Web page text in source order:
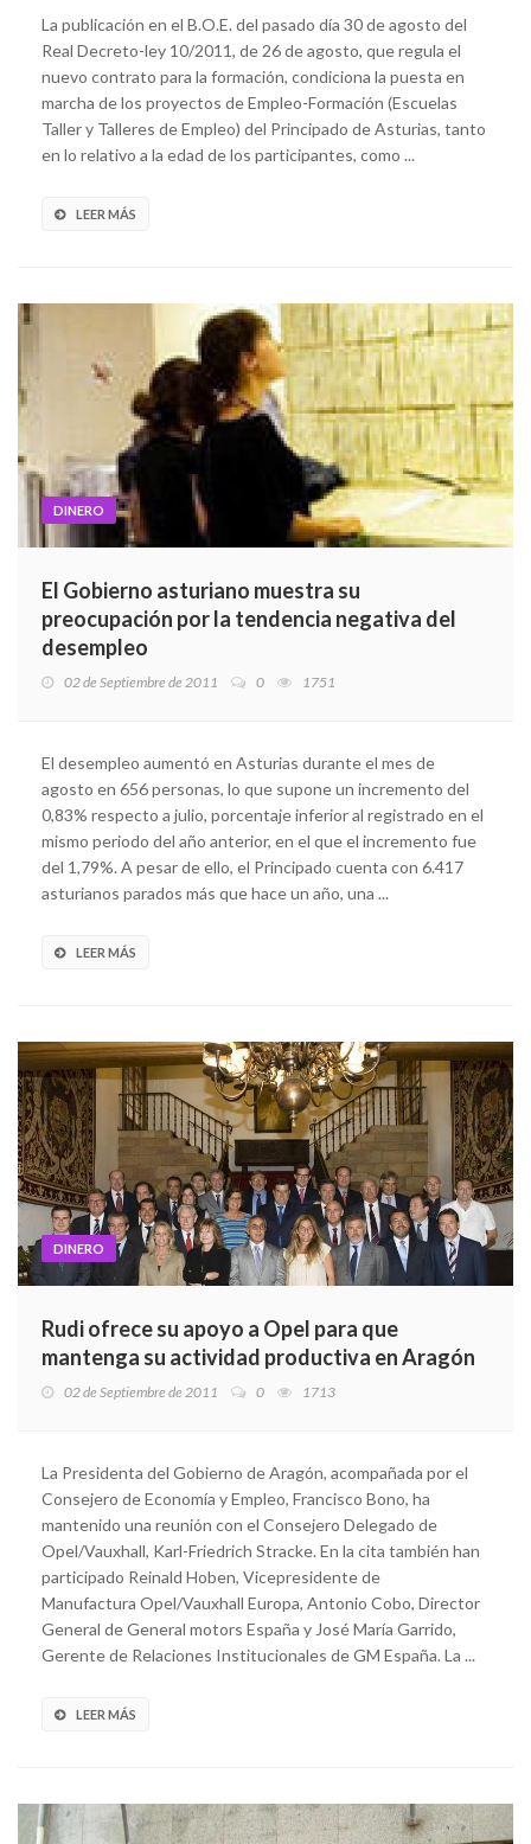
La publicación en el B.O.E. del pasado día 30 de agosto del
Real Decreto-ley 10/2011, de 26 de agosto, que regula el
nuevo contrato para la formación, condiciona la puesta en
marcha de los proyectos de Empleo-Formación (Escuelas
Taller y Talleres de Empleo) del Principado de Asturias, tanto
en lo relativo a la edad de los participantes, como ...
LEER MÁS
DINERO
El Gobierno asturiano muestra su
preocupación por la tendencia negativa del
desempleo
02 de Septiembre de 2011 0 1751
El desempleo aumentó en Asturias durante el mes de
agosto en 656 personas, lo que supone un incremento del
0,83% respecto a julio, porcentaje inferior al registrado en el
mismo periodo del año anterior, en el que el incremento fue
del 1,79%. A pesar de ello, el Principado cuenta con 6.417
asturianos parados más que hace un año, una ...
LEER MÁS
DINERO
Rudi ofrece su apoyo a Opel para que
mantenga su actividad productiva en Aragón
02 de Septiembre de 2011 0 1713
La Presidenta del Gobierno de Aragón, acompañada por el
Consejero de Economía y Empleo, Francisco Bono, ha
mantenido una reunión con el Consejero Delegado de
Opel/Vauxhall, Karl-Friedrich Stracke. En la cita también han
participado Reinald Hoben, Vicepresidente de
Manufactura Opel/Vauxhall Europa, Antonio Cobo, Director
General de General motors España y José María Garrido,
Gerente de Relaciones Institucionales de GM España. La ...
LEER MÁS